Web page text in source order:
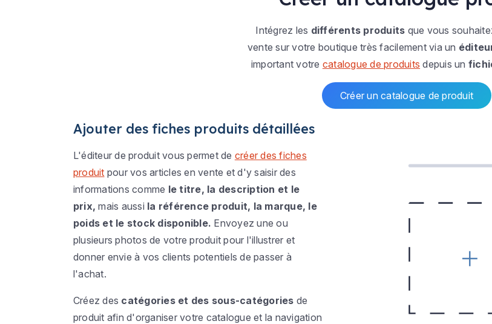
Intégrez les différents produits que vous
vente sur votre boutique très facilement via un
important votre catalogue de produits depuis un
Créer un catalogue de produit
Ajouter des fiches produits détaillées
L'éditeur de produit vous permet de créer des fiches
produit pour vos articles en vente et d'y saisir des
informations comme le titre, la description et le
prix, mais aussi la référence produit, la marque, le
poids et le stock disponible. Envoyez une ou
plusieurs photos de votre produit pour l'illustrer et
donner envie à vos clients potentiels de passer à
l'achat.
Créez des catégories et des sous-catégories de
produit afin d'organiser votre catalogue et la navigation